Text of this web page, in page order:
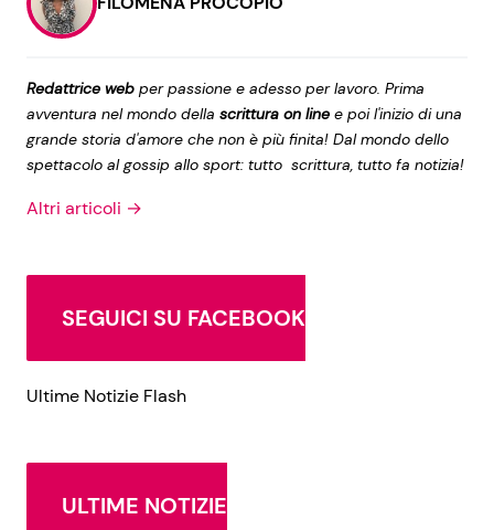
Redattrice web per passione e adesso per lavoro. Prima
avventura nel mondo della scrittura on line e poi l'inizio di una
grande storia d'amore che non è più finita! Dal mondo dello
spettacolo al gossip allo sport: tutto scrittura, tutto fa notizia!
Altri articoli →
SEGUICI SU FACEBOOK
Ultime Notizie Flash
ULTIME NOTIZIE